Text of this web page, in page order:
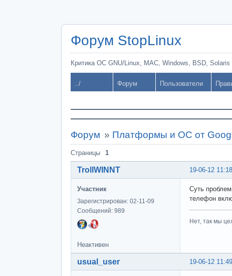
Форум StopLinux
Критика ОС GNU/Linux, MAC, Windows, BSD, Solaris
../ Форум Пользователи
Форум » Платформы и ОС от
Страницы 1
19-06-12
TrollWINNT
Участник
Зарегистрирован: 02-11-09
Сообщений: 989
Суть
телефон
Нет, так мы
Неактивен
19-06-12
usual_user